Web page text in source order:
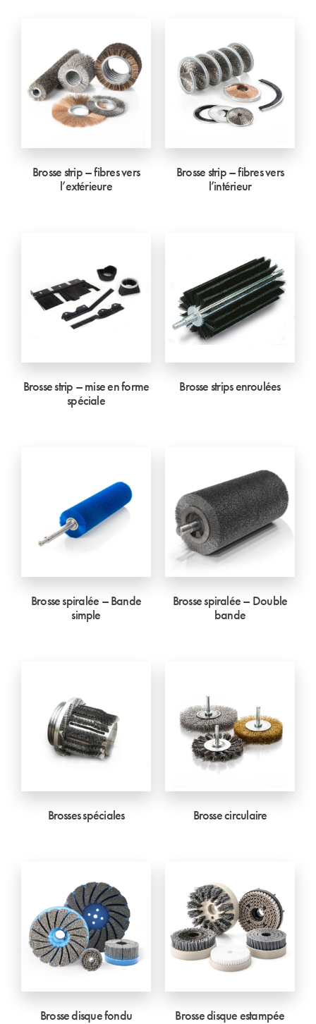
Brosse strip – fibres vers
l’extérieure
Brosse strip – fibres vers
l’intérieur
Brosse strip – mise en forme
spéciale
Brosse strips enroulées
Brosse spiralée – Bande
simple
Brosse spiralée – Double
bande
Brosses spéciales Brosse circulaire
Brosse disque fondu Brosse disque estampée